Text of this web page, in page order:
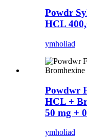
Powdr
HCL
ymholiad
Powdwr
HCL +
50 mg +
ymholiad